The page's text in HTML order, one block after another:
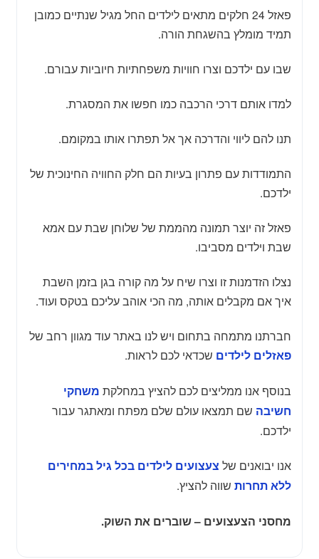
פאזל 24 חלקים מתאים לילדים החל מגיל שנתיים כמובן
תמיד מומלץ בהשגחת הורה.
שבו עם ילדכם וצרו חוויות משפחתיות חיוביות עבורם.
למדו אותם דרכי הרכבה כמו חפשו את המסגרת.
תנו להם ליווי והדרכה אך אל תפתרו אותו במקומם.
התמודדות עם פתרון בעיות הם חלק החוויה החינוכית של
ילדכם.
פאזל זה יוצר תמונה מהממת של שלוחן שבת עם אמא
שבת וילדים מסביבו.
נצלו הזדמנות זו וצרו שיח על מה קורה בגן בזמן השבת
איך אם מקבלים אותה, מה הכי אוהב עליכם בטקס ועוד.
חברתנו מתמחה בתחום ויש לנו באתר עוד מגוון רחב של
פאזלים לילדים שכדאי לכם לראות.
בנוסף אנו ממליצים לכם להציץ במחלקת משחקי
חשיבה שם תמצאו עולם שלם מפתח ומאתגר עבור
ילדכם.
אנו יבואנים של צעצועים לילדים בכל גיל במחירים
ללא תחרותשווה להציץ.
מחסני הצעצועים – שוברים את השוק.